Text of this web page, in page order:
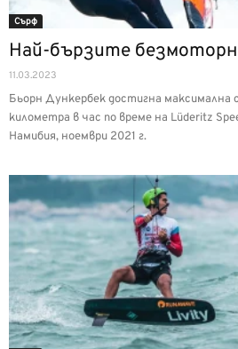
Сърф
Най-бързите
11.03.2023
Бьорн Дункербек достигна максимална
километра в час по време на Lüderitz
Намибия, ноември 2021 г.